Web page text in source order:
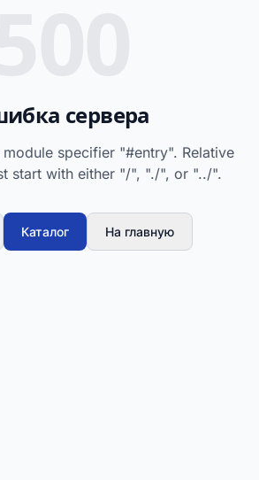
сервера
specifier "#entry". Relative
start with either "/", "./", or "../".
Каталог На главную